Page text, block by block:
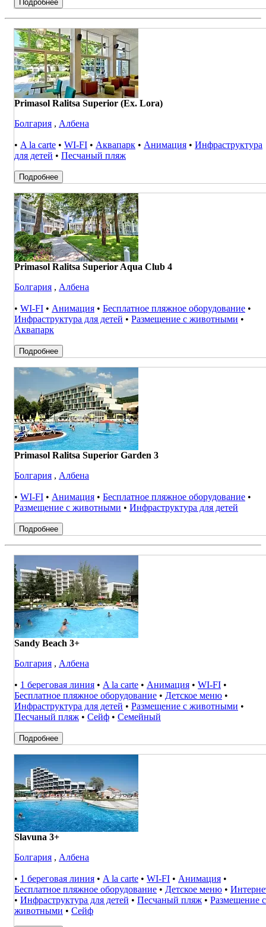
Подробнее
Primasol Ralitsa Superior (Ex. Lora)
Болгария , Албена
• A la carte • WI-FI • Аквапарк • Анимация • Инфраструктура
для детей • Песчаный пляж
Подробнее
Primasol Ralitsa Superior Aqua Club 4
Болгария , Албена
• WI-FI • Анимация • Бесплатное пляжное оборудование •
Инфраструктура для детей • Размещение с животными •
Аквапарк
Подробнее
Primasol Ralitsa Superior Garden 3
Болгария , Албена
• WI-FI • Анимация • Бесплатное пляжное оборудование •
Размещение с животными • Инфраструктура для детей
Подробнее
Sandy Beach 3+
Болгария , Албена
• 1 береговая линия • A la carte • Анимация • WI-FI •
Бесплатное пляжное оборудование • Детское меню •
Инфраструктура для детей • Размещение с животными •
Песчаный пляж • Сейф • Семейный
Подробнее
Slavuna 3+
Болгария , Албена
• 1 береговая линия • A la carte • WI-FI • Анимация •
Бесплатное пляжное оборудование • Детское меню •
• Инфраструктура для детей • Песчаный пляж • Размещение с
животными • Сейф